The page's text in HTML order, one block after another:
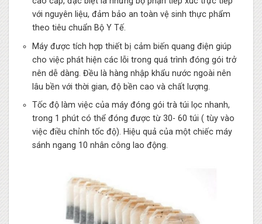
với nguyên liệu, đảm bảo an toàn vệ sinh thực phẩm
theo tiêu chuẩn Bộ Y Tế.
Máy được tích hợp thiết bị cảm biến quang điện giúp
cho việc phát hiện các lỗi trong quá trình đóng gói trở
nên dễ dàng. Đều là hàng nhập khẩu nước ngoài nên
lâu bền với thời gian, độ bền cao và chất lượng.
Tốc độ làm việc của máy đóng gói trà túi lọc nhanh,
trong 1 phút có thể đóng được từ 30- 60 túi ( tùy vào
việc điều chỉnh tốc độ). Hiệu quả của một chiếc máy
sánh ngang 10 nhân công lao động.